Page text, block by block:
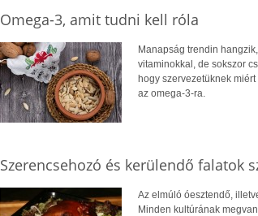
Omega-3, amit tudni kell róla
Manapság trendin
vitaminokkal, de sokszor
hogy szervezetüknek
az omega-3-ra.
Szerencsehozó és kerülendő falatok
Az elmúló óesztendő,
Minden kultúrának